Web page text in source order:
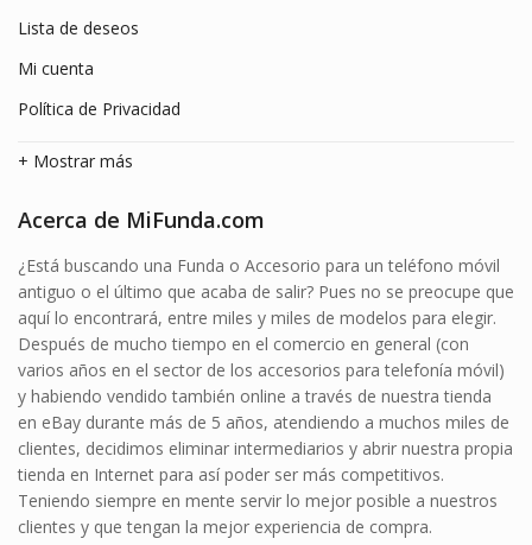
Lista de deseos
Mi cuenta
Política de Privacidad
+ Mostrar más
Acerca de MiFunda.com
¿Está buscando una Funda o Accesorio para un teléfono móvil
antiguo o el último que acaba de salir? Pues no se preocupe que
aquí lo encontrará, entre miles y miles de modelos para elegir.
Después de mucho tiempo en el comercio en general (con
varios años en el sector de los accesorios para telefonía móvil)
y habiendo vendido también online a través de nuestra tienda
en eBay durante más de 5 años, atendiendo a muchos miles de
clientes, decidimos eliminar intermediarios y abrir nuestra propia
tienda en Internet para así poder ser más competitivos.
Teniendo siempre en mente servir lo mejor posible a nuestros
clientes y que tengan la mejor experiencia de compra.